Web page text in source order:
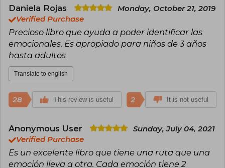
Some well-known works signed under this label
include Palliative Care Manual (2021),
Introduction to Social Sciences (2020), among
many others. Since "Various Authors" does not
represent a specific person, awards cannot be
attributed to this collective name, although the
works themselves have sometimes been
recognized by academic or publishing
Daniela Rojas
Monday, October 21, 2019
Verified Purchase
Precioso libro que ayuda a poder identificar las
emocionales. Es apropiado para niños de 3 años
hasta adultos
Translate to english
28 This review is useful 2 It is not useful
Anonymous User
Sunday, July 04, 2021
Verified Purchase
Es un excelente libro que tiene una ruta que una
emoción lleva a otra. Cada emoción tiene 2